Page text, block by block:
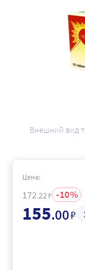
Внешний вид
Цена:
172.22 ₽ 10
155.00₽